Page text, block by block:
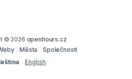
© 2026 openhours.cz
Města
Společnosti
English